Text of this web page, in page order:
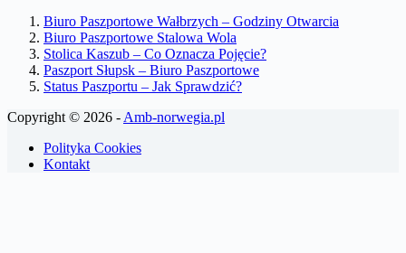
Biuro Paszportowe Wałbrzych – Godziny Otwarcia
Biuro Paszportowe Stalowa Wola
Stolica Kaszub – Co Oznacza Pojęcie?
Paszport Słupsk – Biuro Paszportowe
Status Paszportu – Jak Sprawdzić?
Copyright © 2026 - Amb-norwegia.pl
Polityka Cookies
Kontakt